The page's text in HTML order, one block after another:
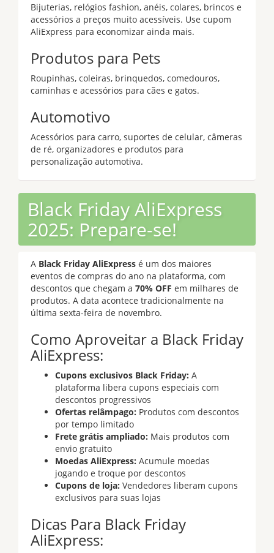
Bijuterias, relógios fashion, anéis, colares, brincos e
acessórios a preços muito acessíveis. Use cupom
AliExpress para economizar ainda mais.
Produtos para Pets
Roupinhas, coleiras, brinquedos, comedouros,
caminhas e acessórios para cães e gatos.
Automotivo
Acessórios para carro, suportes de celular, câmeras
de ré, organizadores e produtos para
personalização automotiva.
Black Friday AliExpress
2025: Prepare-se!
A Black Friday AliExpress é um dos maiores
eventos de compras do ano na plataforma, com
descontos que chegam a 70% OFF em milhares de
produtos. A data acontece tradicionalmente na
última sexta-feira de novembro.
Como Aproveitar a Black Friday
AliExpress:
Cupons exclusivos Black Friday: A
plataforma libera cupons especiais com
descontos progressivos
Ofertas relâmpago: Produtos com descontos
por tempo limitado
Frete grátis ampliado: Mais produtos com
envio gratuito
Moedas AliExpress: Acumule moedas
jogando e troque por descontos
Cupons de loja: Vendedores liberam cupons
exclusivos para suas lojas
Dicas Para Black Friday
AliExpress: